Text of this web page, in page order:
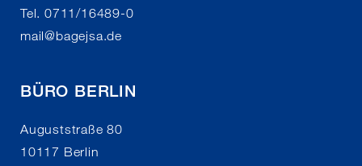
Tel. 0711/16489-0
mail@bagejsa.de
BÜRO BERLIN
Auguststraße 80
10117 Berlin